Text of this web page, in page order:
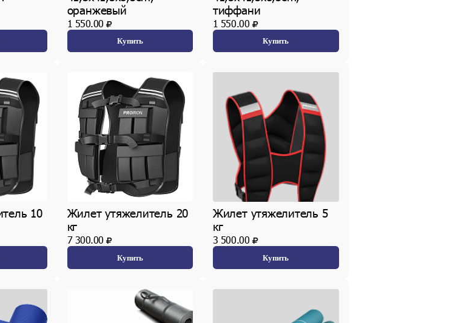
оранжевый
1 550.00
Купить
тиффани
1 550.00
Купить
10
Жилет утяжелитель 20
кг
7 300.00
Купить
Жилет утяжелитель 5
кг
3 500.00
Купить